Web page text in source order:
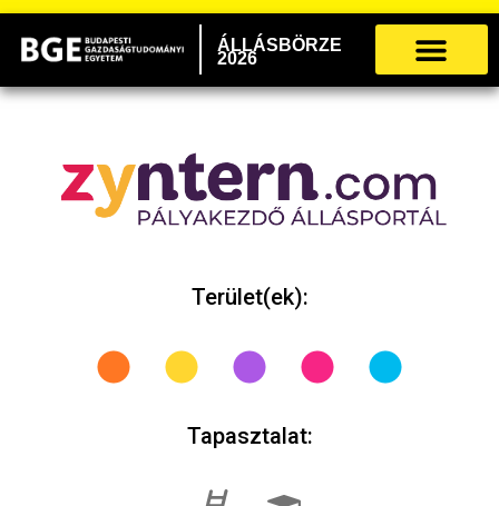
ÁLLÁSBÖRZE
2026
Terület(ek):
Tapasztalat: